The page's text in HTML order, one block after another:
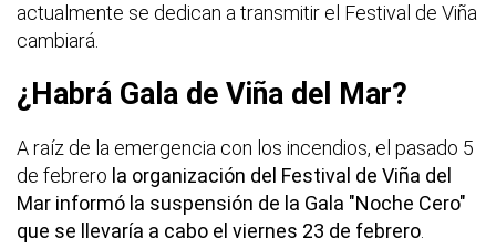
actualmente se dedican a transmitir el Festival de Viña
cambiará.
¿Habrá Gala de Viña del Mar?
A raíz de la emergencia con los incendios, el pasado 5
de febrero la organización del Festival de Viña del
Mar informó la suspensión de la Gala "Noche Cero"
que se llevaría a cabo el viernes 23 de febrero.